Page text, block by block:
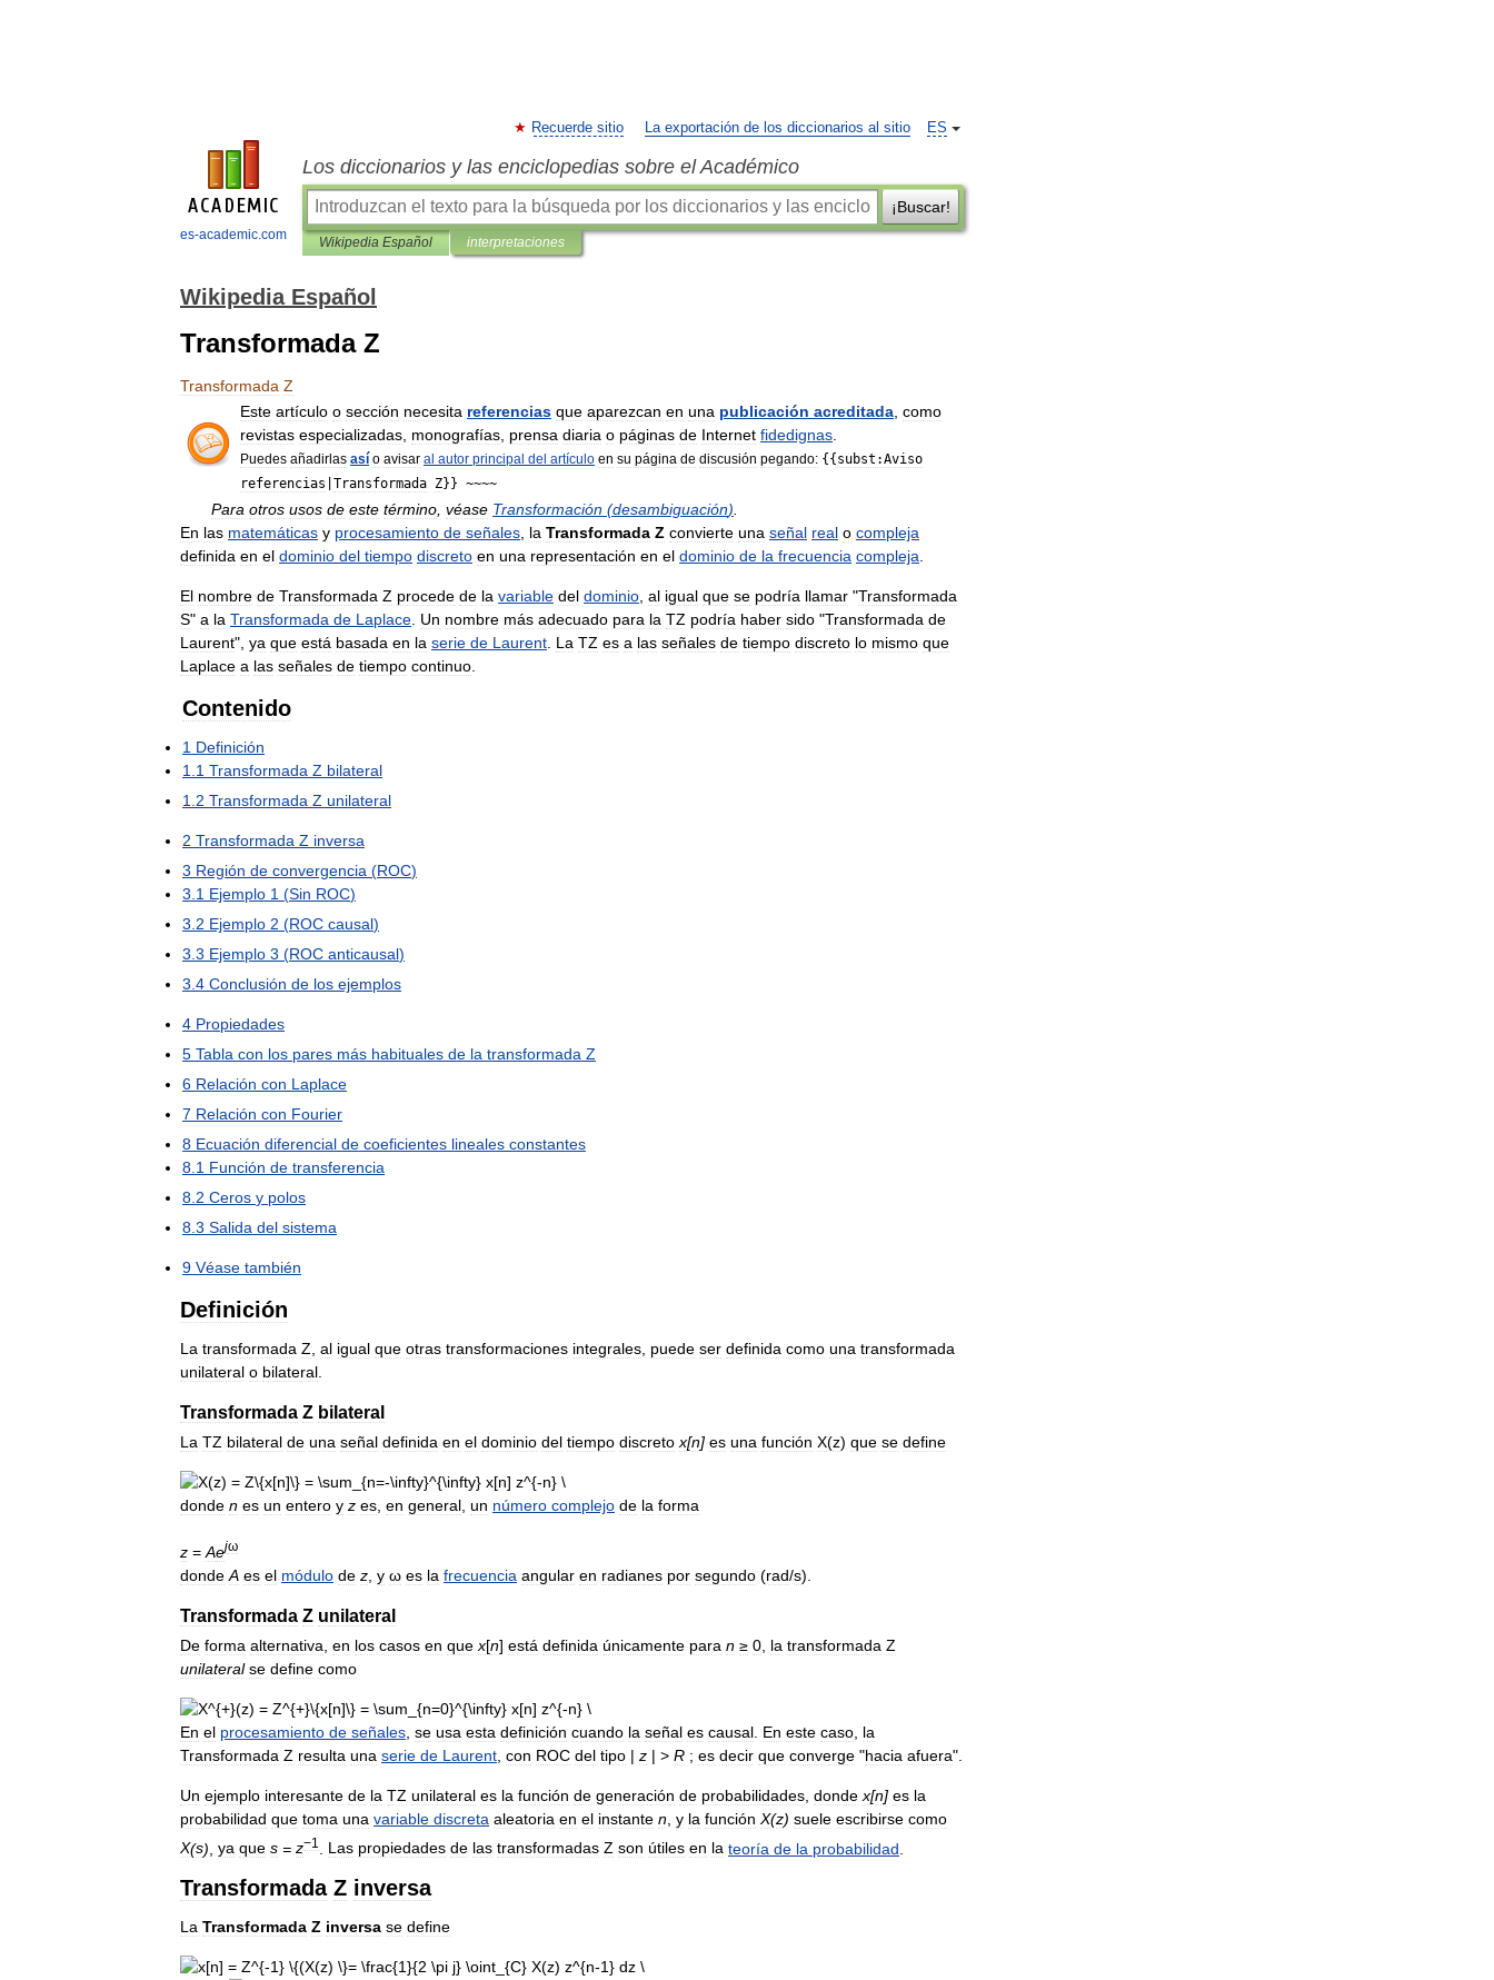
es-academic.com
ES
Recuerde sitio La exportación de los diccionarios al sitio
Los diccionarios y las enciclopedias sobre el Académico
¡Buscar!
Wikipedia Español interpretaciones
Wikipedia Español
Transformada Z
Transformada Z
Este artículo o sección necesita referencias que aparezcan en una publicación acreditada como
revistas especializadas monografías prensa diaria o páginas de Internet fidedignas
Puedes añadirlas así o avisar al autor principal del artículo en su página de discusión pegando: {{ subst:Aviso
referencias Transformada Z}} ~~~~
Para otros usos de este término véase Transformación (desambiguación)
En las matemáticas y procesamiento de señales la Transformada Z convierte una señal real o compleja
definida en el dominio del tiempo discreto en una representación en el dominio de la frecuencia compleja
El nombre de Transformada Z procede de la variable del dominio al igual que se podría llamar "Transformada
S" a la Transformada de Laplace Un nombre más adecuado para la TZ podría haber sido "Transformada de
Laurent", ya que está basada en la serie de Laurent La TZ es a las señales de tiempo discreto lo mismo que
Laplace a las señales de tiempo continuo
Contenido
1 Definición
1 1 Transformada Z bilateral
1 2 Transformada Z unilateral
2 Transformada Z inversa
3 Región de convergencia (ROC)
3 1 Ejemplo 1 (Sin ROC)
3 2 Ejemplo 2 (ROC causal)
3 3 Ejemplo 3 (ROC anticausal)
3 4 Conclusión de los ejemplos
4 Propiedades
5 Tabla con los pares más habituales de la transformada Z
6 Relación con Laplace
7 Relación con Fourier
8 Ecuación diferencial de coeficientes lineales constantes
8 1 Función de transferencia
8 2 Ceros y polos
8 3 Salida del sistema
9 Véase también
Definición
La transformada Z al igual que otras transformaciones integrales puede ser definida como una transformada
unilateral o bilateral
Transformada Z bilateral
La TZ bilateral de una señal definida en el dominio del tiempo discreto x[n] es una función X(z) que se define
donde n es un entero y z es en general un número complejo de la forma
z = Aejω
donde A es el módulo de z y ω es la frecuencia angular en radianes por segundo (rad/s).
Transformada Z unilateral
De forma alternativa en los casos en que x[n] está definida únicamente para n ≥ 0 la transformada Z
unilateral se define como
En el procesamiento de señales se usa esta definición cuando la señal es causal En este caso la
Transformada Z resulta una serie de Laurent con ROC del tipo | z | > R ; es decir que converge "hacia afuera".
Un ejemplo interesante de la TZ unilateral es la función de generación de probabilidades donde x[n] es la
probabilidad que toma una variable discreta aleatoria en el instante n y la función X(z) suele escribirse como
X(s) ya que s = z−1 Las propiedades de las transformadas Z son útiles en la teoría de la probabilidad
Transformada Z inversa
La Transformada Z inversa se define